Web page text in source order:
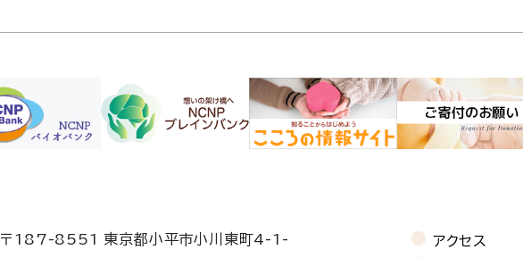
〒187-8551 東京都小平市小川東町4-1-
アクセス